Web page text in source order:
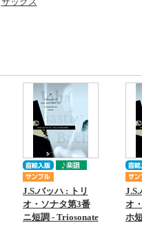
サックス
J.S.バッハ : トリ
オ・ソナタ第3番
ニ短調 - Triosonate
J.S.
オ
ホ